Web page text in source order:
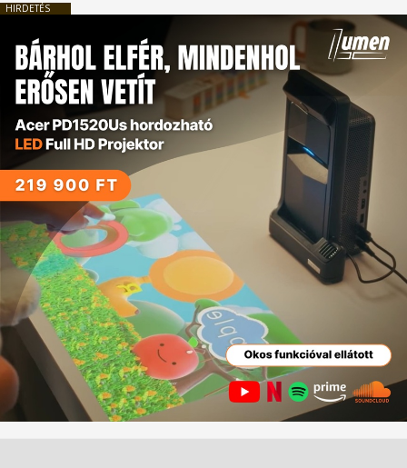
HIRDETÉS